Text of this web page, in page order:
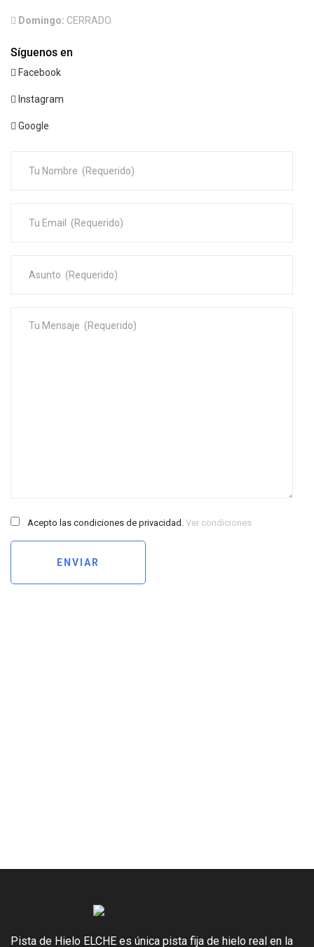
Domingo: CERRADO.
Síguenos en
Facebook
Instagram
Google
Acepto las condiciones de privacidad. Ver condiciones
Pista de Hielo ELCHE es única pista fija de hielo real en la